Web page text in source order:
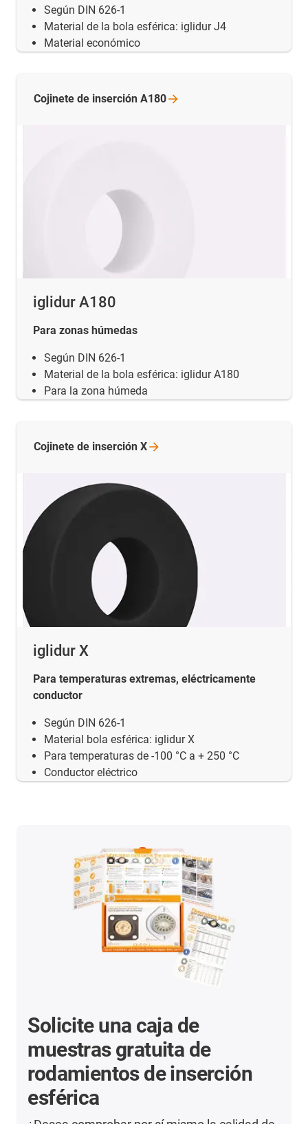
Según DIN 626-1
Material de la bola esférica: iglidur J4
Material económico
iglidur A180
Para zonas húmedas
Según DIN 626-1
Material de la bola esférica: iglidur A180
Para la zona húmeda
Cojinete de inserción A180
iglidur X
Para temperaturas extremas, eléctricamente
conductor
Según DIN 626-1
Material bola esférica: iglidur X
Para temperaturas de -100 °C a + 250 °C
Conductor eléctrico
Cojinete de inserción X
Solicite una caja de
muestras gratuita de
rodamientos de inserción
esférica